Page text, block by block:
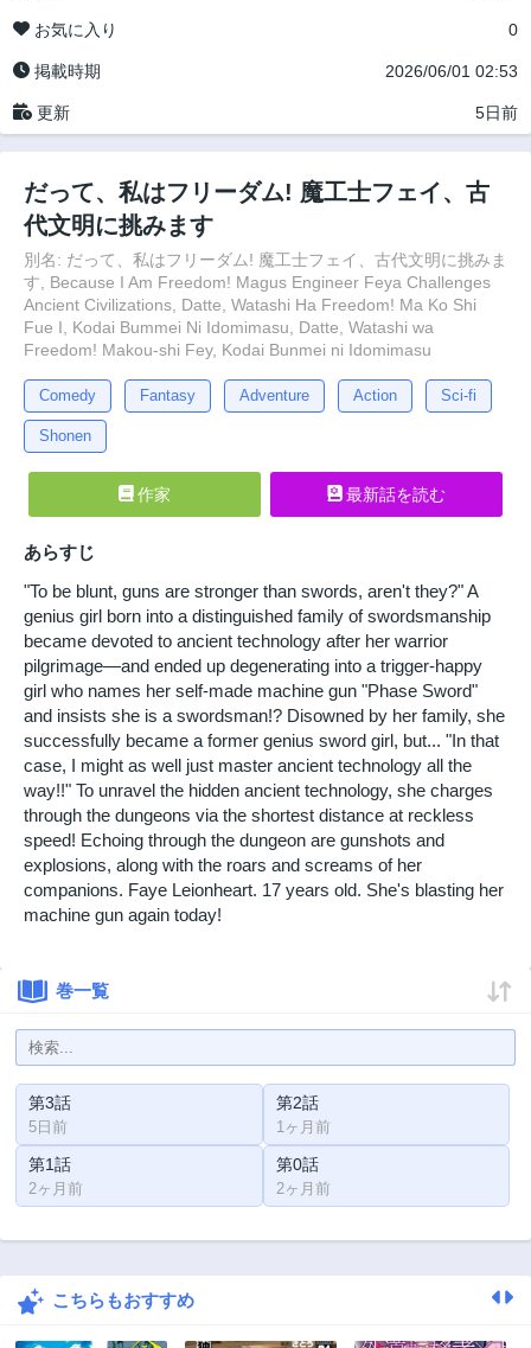
お気に入り 0
掲載時期 2026/06/01 02:53
更新 5日前
だって、私はフリーダム! 魔工士フェイ、古
代文明に挑みます
別名: だって、私はフリーダム! 魔工士フェイ、古代文明に挑みま
す, Because I Am Freedom! Magus Engineer Feya Challenges
Ancient Civilizations, Datte, Watashi Ha Freedom! Ma Ko Shi
Fue I, Kodai Bummei Ni Idomimasu, Datte, Watashi wa
Freedom! Makou-shi Fey, Kodai Bunmei ni Idomimasu
Comedy Fantasy Adventure Action Sci-fi
Shonen
作家 最新話を読む
あらすじ
"To be blunt, guns are stronger than swords, aren't they?" A
genius girl born into a distinguished family of swordsmanship
became devoted to ancient technology after her warrior
pilgrimage—and ended up degenerating into a trigger-happy
girl who names her self-made machine gun "Phase Sword"
and insists she is a swordsman!? Disowned by her family, she
successfully became a former genius sword girl, but... "In that
case, I might as well just master ancient technology all the
way!!" To unravel the hidden ancient technology, she charges
through the dungeons via the shortest distance at reckless
speed! Echoing through the dungeon are gunshots and
explosions, along with the roars and screams of her
companions. Faye Leionheart. 17 years old. She's blasting her
machine gun again today!
巻一覧
第3話
5日前
第2話
1ヶ月前
第1話
2ヶ月前
第0話
2ヶ月前
こちらもおすすめ